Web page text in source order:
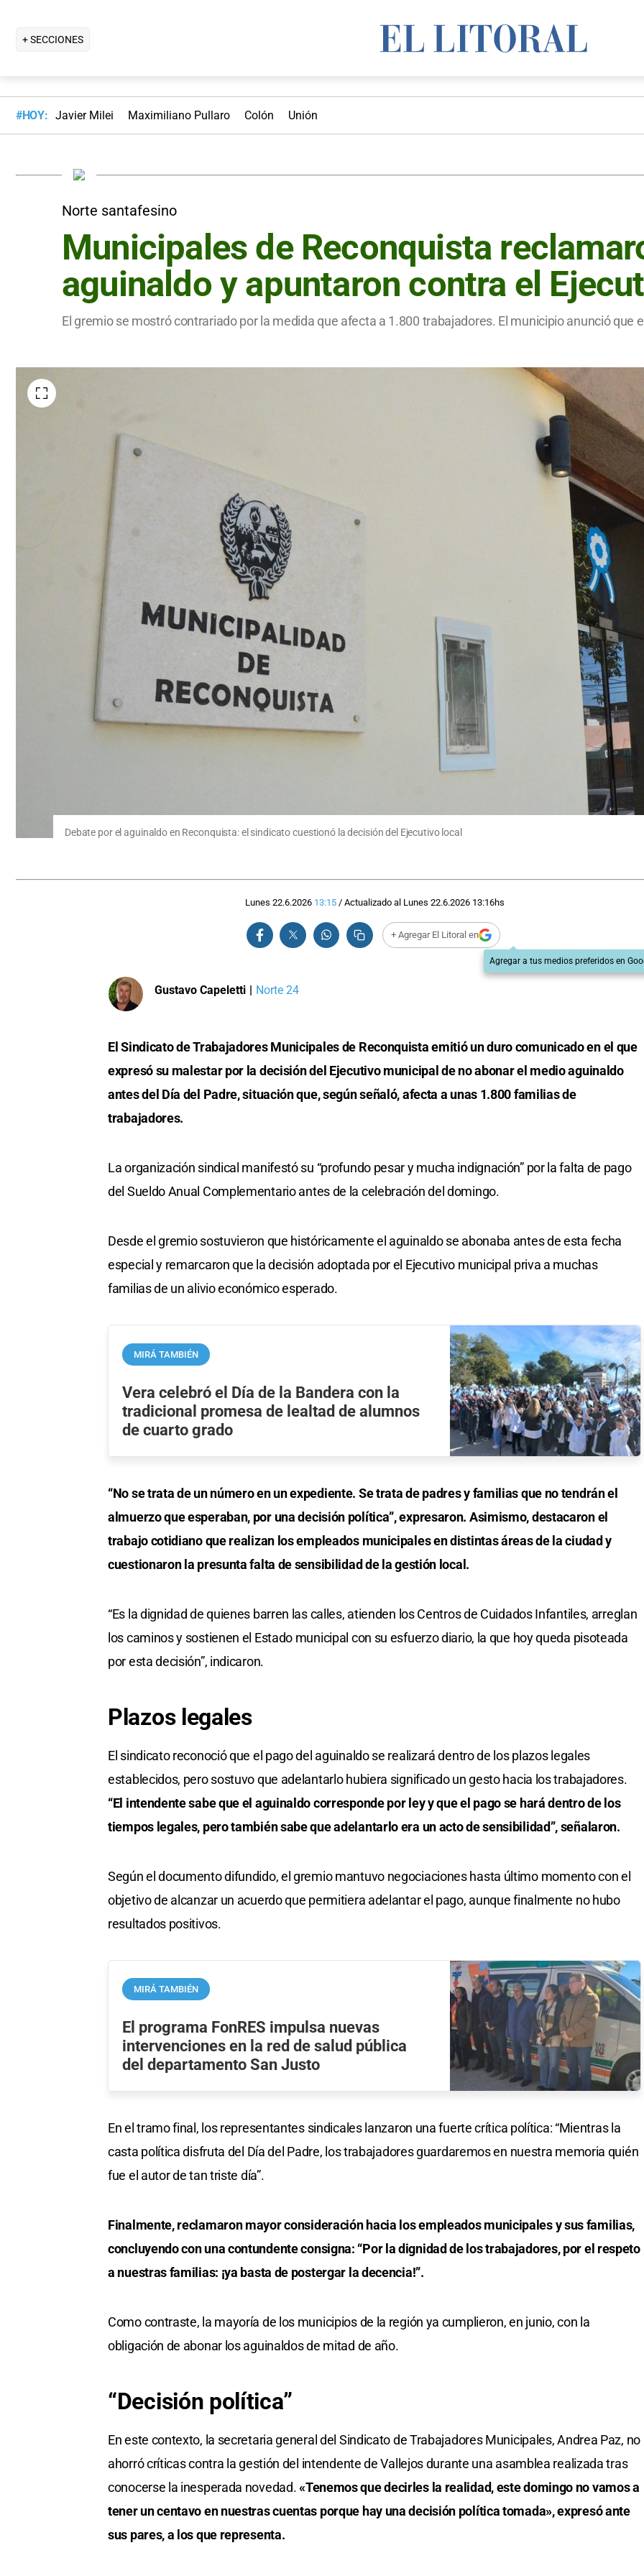
+ SECCIONES
#HOY: Javier Milei Maximiliano Pullaro Colón Unión
Norte santafesino
Municipales de Reconquista
aguinaldo y apuntaron contra el
El gremio se mostró contrariado por la medida que afecta a 1.800 trabajadores. El municipio anunció que
Debate por el aguinaldo en Reconquista: el sindicato cuestionó la decisión del Ejecutivo local
Lunes 22.6.2026 13:15/ Actualizado al Lunes 22.6.2026 13:16hs
+ Agregar El Litoral en
Agregar a tus medios preferidos en
Gustavo Capeletti | Norte 24
El Sindicato de Trabajadores Municipales de Reconquista emitió un duro comunicado en el que
expresó su malestar por la decisión del Ejecutivo municipal de no abonar el medio aguinaldo
antes del Día del Padre, situación que, según señaló, afecta a unas 1.800 familias de
trabajadores.
La organización sindical manifestó su “profundo pesar y mucha indignación” por la falta de pago
del Sueldo Anual Complementario antes de la celebración del domingo.
Desde el gremio sostuvieron que históricamente el aguinaldo se abonaba antes de esta fecha
especial y remarcaron que la decisión adoptada por el Ejecutivo municipal priva a muchas
familias de un alivio económico esperado.
MIRÁ TAMBIÉN
Vera celebró el Día de la Bandera con la
tradicional promesa de lealtad de alumnos
de cuarto grado
“No se trata de un número en un expediente. Se trata de padres y familias que no tendrán el
almuerzo que esperaban, por una decisión política”, expresaron. Asimismo, destacaron el
trabajo cotidiano que realizan los empleados municipales en distintas áreas de la ciudad y
cuestionaron la presunta falta de sensibilidad de la gestión local.
“Es la dignidad de quienes barren las calles, atienden los Centros de Cuidados Infantiles, arreglan
los caminos y sostienen el Estado municipal con su esfuerzo diario, la que hoy queda pisoteada
por esta decisión”, indicaron.
Plazos legales
El sindicato reconoció que el pago del aguinaldo se realizará dentro de los plazos legales
establecidos, pero sostuvo que adelantarlo hubiera significado un gesto hacia los trabajadores.
“El intendente sabe que el aguinaldo corresponde por ley y que el pago se hará dentro de los
tiempos legales, pero también sabe que adelantarlo era un acto de sensibilidad”, señalaron.
Según el documento difundido, el gremio mantuvo negociaciones hasta último momento con el
objetivo de alcanzar un acuerdo que permitiera adelantar el pago, aunque finalmente no hubo
resultados positivos.
MIRÁ TAMBIÉN
El programa FonRES impulsa nuevas
intervenciones en la red de salud pública
del departamento San Justo
En el tramo final, los representantes sindicales lanzaron una fuerte crítica política: “Mientras la
casta política disfruta del Día del Padre, los trabajadores guardaremos en nuestra memoria quién
fue el autor de tan triste día”.
Finalmente, reclamaron mayor consideración hacia los empleados municipales y sus familias,
concluyendo con una contundente consigna: “Por la dignidad de los trabajadores, por el respeto
a nuestras familias: ¡ya basta de postergar la decencia!”.
Como contraste, la mayoría de los municipios de la región ya cumplieron, en junio, con la
obligación de abonar los aguinaldos de mitad de año.
“Decisión política”
En este contexto, la secretaria general del Sindicato de Trabajadores Municipales, Andrea Paz, no
ahorró críticas contra la gestión del intendente de Vallejos durante una asamblea realizada tras
conocerse la inesperada novedad.«Tenemos que decirles la realidad, este domingo no vamos a
tener un centavo en nuestras cuentas porque hay una decisión política tomada», expresó ante
sus pares, a los que representa.